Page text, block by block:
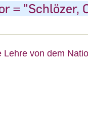
= "Schlözer,
von dem